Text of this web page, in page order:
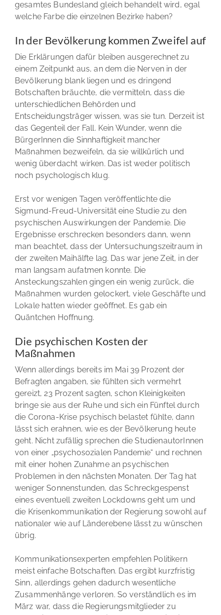
gesamtes Bundesland gleich behandelt wird, egal
welche Farbe die einzelnen Bezirke haben?
In der Bevölkerung kommen Zweifel auf
Die Erklärungen dafür bleiben ausgerechnet zu
einem Zeitpunkt aus, an dem die Nerven in der
Bevölkerung blank liegen und es dringend
Botschaften bräuchte, die vermitteln, dass die
unterschiedlichen Behörden und
Entscheidungsträger wissen, was sie tun. Derzeit ist
das Gegenteil der Fall. Kein Wunder, wenn die
BürgerInnen die Sinnhaftigkeit mancher
Maßnahmen bezweifeln, da sie willkürlich und
wenig überdacht wirken. Das ist weder politisch
noch psychologisch klug.
Erst vor wenigen Tagen veröffentlichte die
Sigmund-Freud-Universität eine Studie zu den
psychischen Auswirkungen der Pandemie. Die
Ergebnisse erschrecken besonders dann, wenn
man beachtet, dass der Untersuchungszeitraum in
der zweiten Maihälfte lag. Das war jene Zeit, in der
man langsam aufatmen konnte. Die
Ansteckungszahlen gingen ein wenig zurück, die
Maßnahmen wurden gelockert, viele Geschäfte und
Lokale hatten wieder geöffnet. Es gab ein
Quäntchen Hoffnung.
Die psychischen Kosten der
Maßnahmen
Wenn allerdings bereits im Mai 39 Prozent der
Befragten angaben, sie fühlten sich vermehrt
gereizt, 23 Prozent sagten, schon Kleinigkeiten
bringe sie aus der Ruhe und sich ein Fünftel durch
die Corona-Krise psychisch belastet fühlte, dann
lässt sich erahnen, wie es der Bevölkerung heute
geht. Nicht zufällig sprechen die StudienautorInnen
von einer „psychosozialen Pandemie“ und rechnen
mit einer hohen Zunahme an psychischen
Problemen in den nächsten Monaten. Der Tag hat
weniger Sonnenstunden, das Schreckgespenst
eines eventuell zweiten Lockdowns geht um und
die Krisenkommunikation der Regierung sowohl auf
nationaler wie auf Länderebene lässt zu wünschen
übrig.
Kommunikationsexperten empfehlen Politikern
meist einfache Botschaften. Das ergibt kurzfristig
Sinn, allerdings gehen dadurch wesentliche
Zusammenhänge verloren. So verständlich es im
März war, dass die Regierungsmitglieder zu